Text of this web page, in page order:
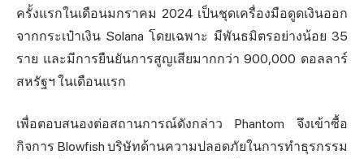
ครั้งแรกในเดือนมกราคม 2024 เป็นชุดเครื่องมือดูดเงินออก
จากกระเป๋าเงิน Solana โดยเฉพาะ มีพันธมิตรอย่างน้อย 35
ราย และมีการยืนยันการสูญเสียมากกว่า 900,000 ดอลลาร์
สหรัฐฯ ในเดือนแรก
เพื่อตอบสนองต่อสถานการณ์ดังกล่าว Phantom จึงเข้าซื้อ
กิจการ Blowfish บริษัทด้านความปลอดภัยในการทำธุรกรรม